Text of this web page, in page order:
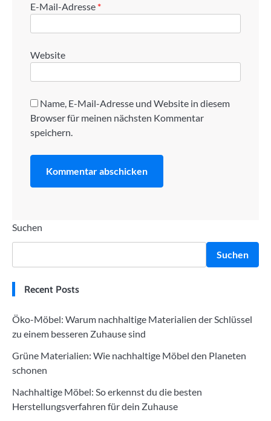
E-Mail-Adresse *
Website
Name, E-Mail-Adresse und Website in diesem
Browser für meinen nächsten Kommentar
speichern.
Suchen
Suchen
Recent Posts
Öko-Möbel: Warum nachhaltige Materialien der Schlüssel
zu einem besseren Zuhause sind
Grüne Materialien: Wie nachhaltige Möbel den Planeten
schonen
Nachhaltige Möbel: So erkennst du die besten
Herstellungsverfahren für dein Zuhause